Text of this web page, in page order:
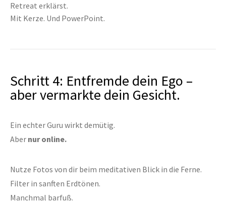
Retreat erklärst.
Mit Kerze. Und PowerPoint.
Schritt 4: Entfremde dein Ego –
aber vermarkte dein Gesicht.
Ein echter Guru wirkt demütig.
Aber nur online.
Nutze Fotos von dir beim meditativen Blick in die Ferne.
Filter in sanften Erdtönen.
Manchmal barfuß.